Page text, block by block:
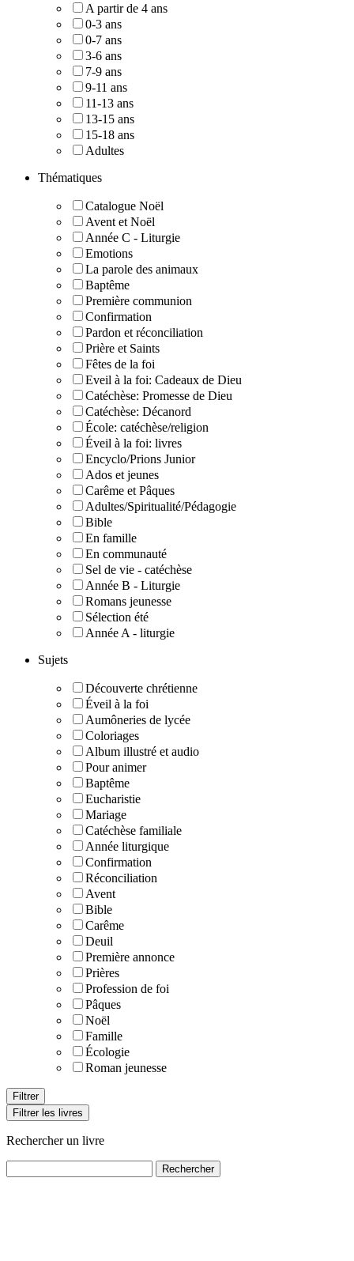
A partir de 4 ans
0-3 ans
0-7 ans
3-6 ans
7-9 ans
9-11 ans
11-13 ans
13-15 ans
15-18 ans
Adultes
Thématiques
Catalogue Noël
Avent et Noël
Année C - Liturgie
Emotions
La parole des animaux
Baptême
Première communion
Confirmation
Pardon et réconciliation
Prière et Saints
Fêtes de la foi
Eveil à la foi: Cadeaux de Dieu
Catéchèse: Promesse de Dieu
Catéchèse: Décanord
École: catéchèse/religion
Éveil à la foi: livres
Encyclo/Prions Junior
Ados et jeunes
Carême et Pâques
Adultes/Spiritualité/Pédagogie
Bible
En famille
En communauté
Sel de vie - catéchèse
Année B - Liturgie
Romans jeunesse
Sélection été
Année A - liturgie
Sujets
Découverte chrétienne
Éveil à la foi
Aumôneries de lycée
Coloriages
Album illustré et audio
Pour animer
Baptême
Eucharistie
Mariage
Catéchèse familiale
Année liturgique
Confirmation
Réconciliation
Avent
Bible
Carême
Deuil
Première annonce
Prières
Profession de foi
Pâques
Noël
Famille
Écologie
Roman jeunesse
Filtrer les livres
Rechercher un livre